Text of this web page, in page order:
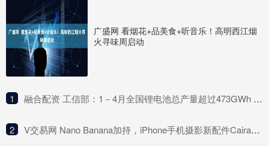
广盛网 看烟花+品美食+听音乐！高明西江烟
火寻味周启动
1 ​融合配资 工信部：1－4月全国锂电池总产量超过473GWh 同比增长68%
2 ​V交易网 Nano Banana加持，iPhone手机摄影新配件Caira亮相